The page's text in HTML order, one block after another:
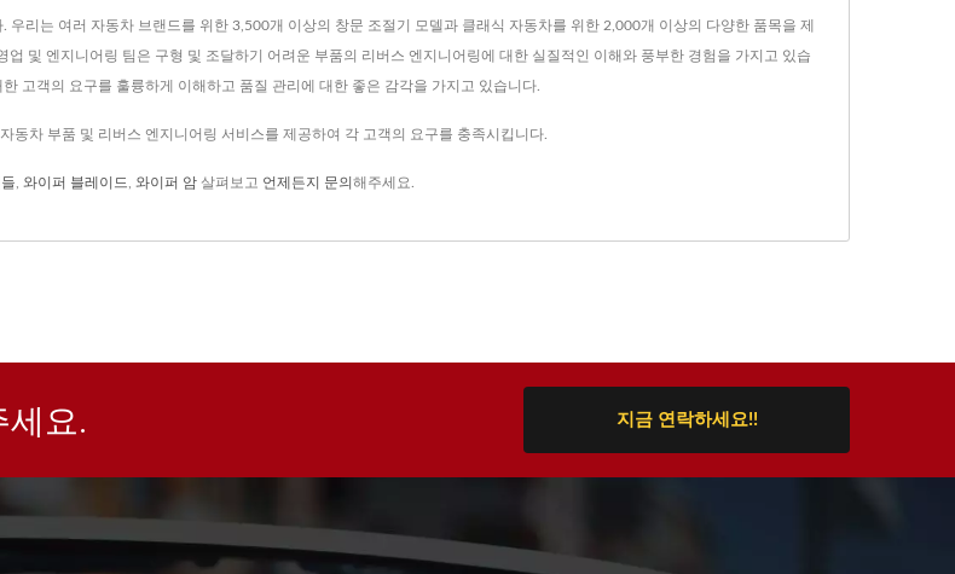
리는 여러 자동차 브랜드를 위한 3,500개 이상의 창문 조절기 모델과 클래식 자동차를 위한 2,000개 이상의 다양한 품목을 제
및 엔지니어링 팀은 구형 및 조달하기 어려운 부품의 리버스 엔지니어링에 대한 실질적인 이해와 풍부한 경험을 가지고 있습
고객의 요구를 훌륭하게 이해하고 품질 관리에 대한 좋은 감각을 가지고 있습니다.
동차 부품 및 리버스 엔지니어링 서비스를 제공하여 각 고객의 요구를 충족시킵니다.
와이퍼 블레이드 와이퍼 암 살펴보고 언제든지 문의 해주세요.
요. 지금 연락하세요!!